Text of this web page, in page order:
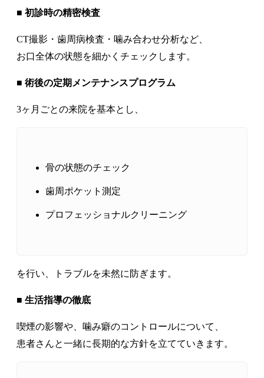
■ 初診時の精密検査
CT撮影・歯周病検査・噛み合わせ分析など、
お口全体の状態を細かくチェックします。
■ 術後の定期メンテナンスプログラム
3ヶ月ごとの来院を基本とし、
骨の状態のチェック
歯周ポケット測定
プロフェッショナルクリーニング
を行い、トラブルを未然に防ぎます。
■ 生活指導の徹底
喫煙の影響や、噛み癖のコントロールについて、
患者さんと一緒に長期的な方針を立てていきます。